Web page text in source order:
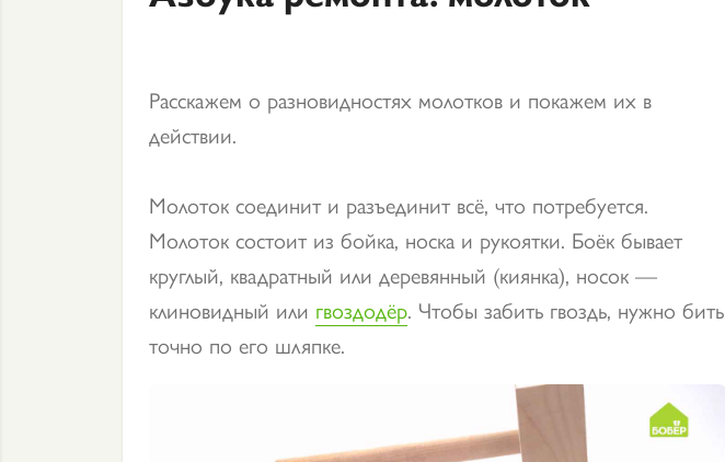
Расскажем о разновидностях молотков и покажем их в
действии.
Молоток соединит и разъединит всё, что потребуется.
Молоток состоит из бойка, носка и рукоятки. Боёк бывает
круглый, квадратный или деревянный (киянка), носок —
клиновидный или гвоздодёр. Чтобы забить гвоздь, нужно бить
точно по его шляпке.